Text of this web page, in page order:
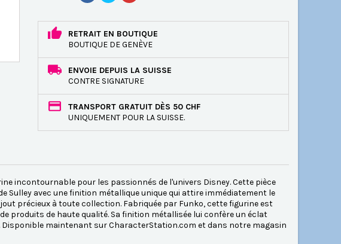
RETRAIT EN BOUTIQUE
BOUTIQUE DE GENÈVE
ENVOIE DEPUIS LA SUISSE
CONTRE SIGNATURE
TRANSPORT GRATUIT DÈS 50 CHF
UNIQUEMENT POUR LA SUISSE.
incontournable pour les passionnés de l'univers Disney. Cette pièce
Sulley avec une finition métallique unique qui attire immédiatement le
précieux à toute collection. Fabriquée par Funko, cette figurine est
produits de haute qualité. Sa finition métallisée lui confère un éclat
maintenant sur CharacterStation.com et dans notre magasin